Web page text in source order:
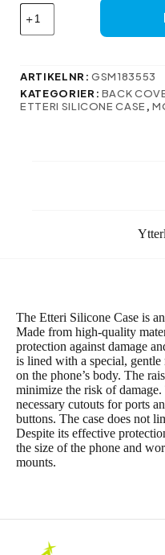
Här
är
översättningen
svenska:
ARTIKELNR:GSM183553
KATEGORIER: BACK
ETTERI SILICONE CASE ,
The Etteri Silicone Case is
Made from high-quality
protection against damage
is lined with a special, gentle
on the phone’s body. The
minimize the risk of
necessary cutouts for ports
buttons. The case does not
Despite its effective
the size of the phone and
mounts.